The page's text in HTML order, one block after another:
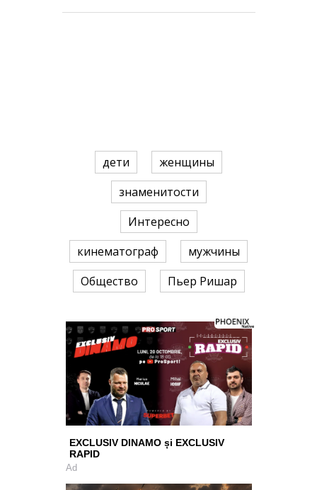
дети
женщины
знаменитости
Интересно
кинематограф
мужчины
Общество
Пьер Ришар
EXCLUSIV DINAMO și EXCLUSIV
RAPID
Ad